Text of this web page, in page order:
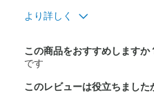
より詳しく
Breathe Well
Comfortable
この商品をおすすめしますか
です
このレビューは役立ちました